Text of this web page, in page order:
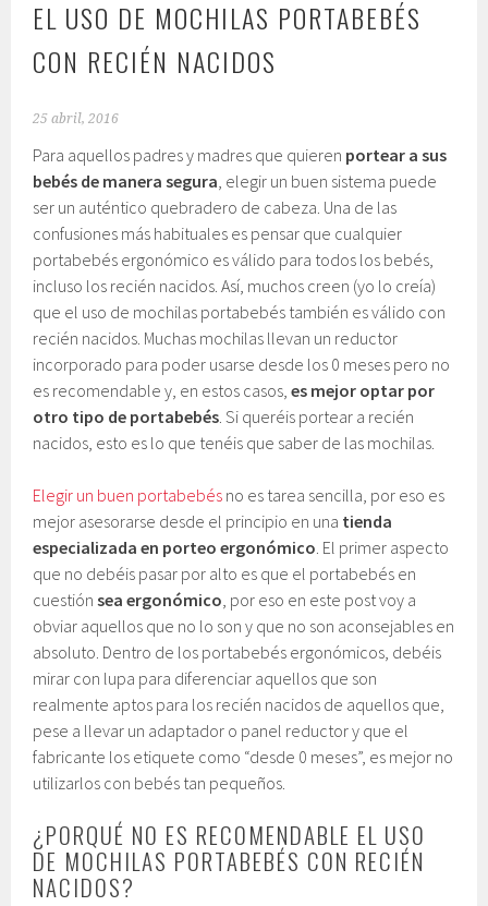
EL USO DE MOCHILAS PORTABEBÉS
CON RECIÉN NACIDOS
25 abril, 2016
Para aquellos padres y madres que quieren portear a sus
bebés de manera segura, elegir un buen sistema puede
ser un auténtico quebradero de cabeza. Una de las
confusiones más habituales es pensar que cualquier
portabebés ergonómico es válido para todos los bebés,
incluso los recién nacidos. Así, muchos creen (yo lo creía)
que el uso de mochilas portabebés también es válido con
recién nacidos. Muchas mochilas llevan un reductor
incorporado para poder usarse desde los 0 meses pero no
es recomendable y, en estos casos,es mejor optar por
otro tipo de portabebés. Si queréis portear a recién
nacidos, esto es lo que tenéis que saber de las mochilas.
Elegir un buen portabebés no es tarea sencilla, por eso es
mejor asesorarse desde el principio en una tienda
especializada en porteo ergonómico. El primer aspecto
que no debéis pasar por alto es que el portabebés en
cuestiónsea ergonómico, por eso en este post voy a
obviar aquellos que no lo son y que no son aconsejables en
absoluto. Dentro de los portabebés ergonómicos, debéis
mirar con lupa para diferenciar aquellos que son
realmente aptos para los recién nacidos de aquellos que,
pese a llevar un adaptador o panel reductor y que el
fabricante los etiquete como “desde 0 meses”, es mejor no
utilizarlos con bebés tan pequeños.
¿PORQUÉ NO ES RECOMENDABLE EL USO
DE MOCHILAS PORTABEBÉS CON RECIÉN
NACIDOS?